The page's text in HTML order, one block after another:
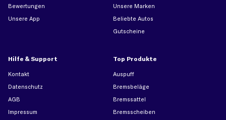
Bewertungen
Unsere App
Unsere Marken
Beliebte Autos
Gutscheine
Hilfe & Support
Kontakt
Datenschutz
AGB
Impressum
Top Produkte
Auspuff
Bremsbeläge
Bremssattel
Bremsscheiben